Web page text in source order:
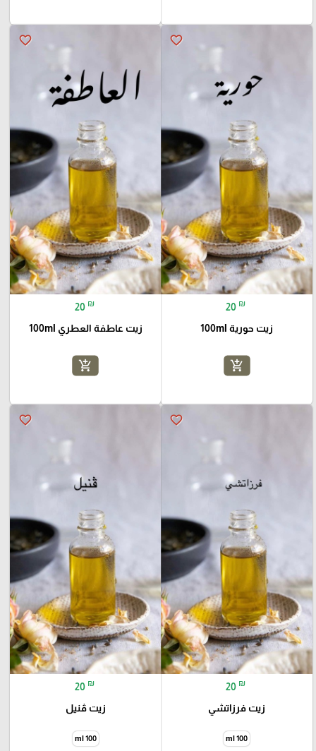
favorite_border
20 ₪
زيت حورية 100ml
add_shopping_cart
favorite_border
20 ₪
زيت عاطفة العطري 100ml
add_shopping_cart
favorite_border
20 ₪
زيت فرزاتشي
100 ml
favorite_border
20 ₪
زيت ڤنيل
100 ml